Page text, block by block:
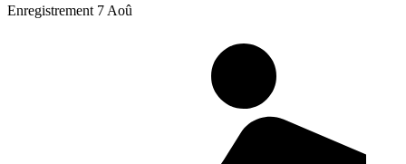
Enregistrement 7 Aoû